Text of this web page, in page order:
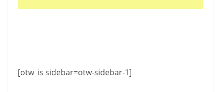
[otw_is sidebar=otw-sidebar-1]